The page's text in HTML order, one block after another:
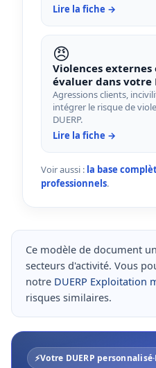
Lire la fiche →
😠
Violences
évaluer dans votre
Agressions clients,
intégrer le risque de
DUERP.
Lire la fiche →
Voir aussi : la base
professionnels.
Ce modèle de document
secteurs d'activité. Vous
notre DUERP Exploitation
risques similaires.
⚡Votre DUERP personnalisé·